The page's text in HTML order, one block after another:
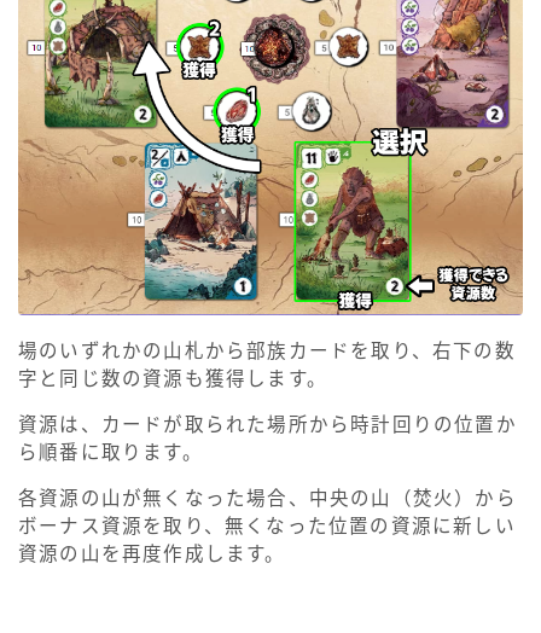
場のいずれかの山札から部族カードを取り、右下の数
字と同じ数の資源も獲得します。
資源は、カードが取られた場所から時計回りの位置か
ら順番に取ります。
各資源の山が無くなった場合、中央の山（焚火）から
ボーナス資源を取り、無くなった位置の資源に新しい
資源の山を再度作成します。